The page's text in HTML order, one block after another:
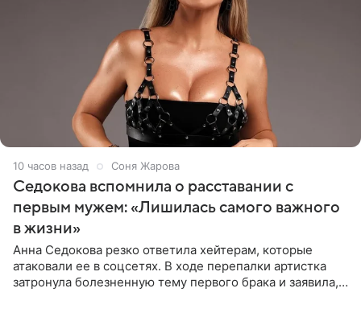
10 часов назад Соня Жарова
Седокова вспомнила о расставании с
первым мужем: «Лишилась самого важного
в жизни»
Анна Седокова резко ответила хейтерам, которые
атаковали ее в соцсетях. В ходе перепалки артистка
затронула болезненную тему первого брака и заявила,